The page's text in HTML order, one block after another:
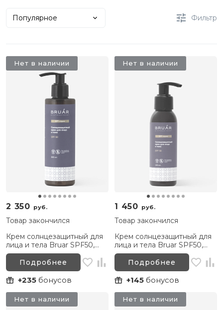
Популярное Фильтр
2 350 руб.
Товар закончился
Крем солнцезащитный для
лица и тела Bruar SPF50,
200 мл
Подробнее
+235 бонусов
Нет в наличии
1 450 руб.
Товар закончился
Крем солнцезащитный для
лица и тела Bruar SPF50,
100 мл
Подробнее
+145 бонусов
Нет в наличии
Нет в наличии Нет в наличии